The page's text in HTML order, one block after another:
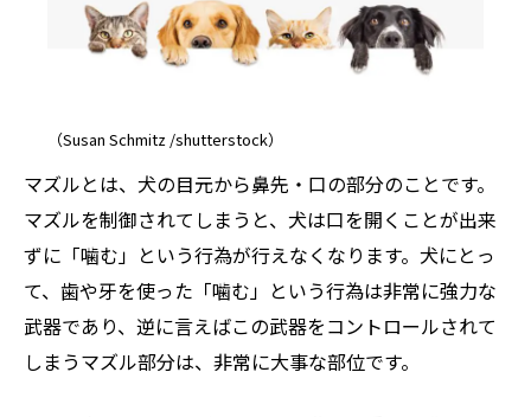
（Susan Schmitz /shutterstock）
マズルとは、犬の目元から鼻先・口の部分のことです。
マズルを制御されてしまうと、犬は口を開くことが出来
ずに「噛む」という行為が行えなくなります。犬にとっ
て、歯や牙を使った「噛む」という行為は非常に強力な
武器であり、逆に言えばこの武器をコントロールされて
しまうマズル部分は、非常に大事な部位です。